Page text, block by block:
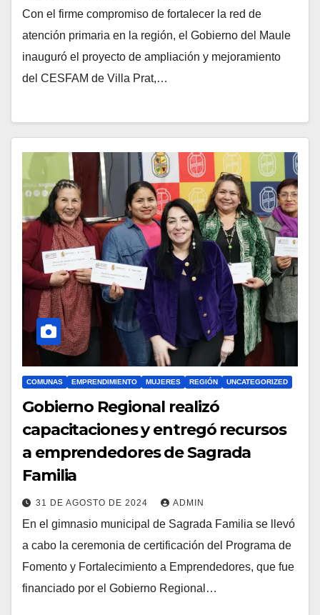
Con el firme compromiso de fortalecer la red de
atención primaria en la región, el Gobierno del Maule
inauguró el proyecto de ampliación y mejoramiento
del CESFAM de Villa Prat,…
COMUNAS EMPRENDIMIENTO MUJERES REGIÓN UNCATEGORIZED
Gobierno Regional realizó
capacitaciones y entregó recursos
a emprendedores de Sagrada
Familia
31 DE AGOSTO DE 2024 ADMIN
En el gimnasio municipal de Sagrada Familia se llevó
a cabo la ceremonia de certificación del Programa de
Fomento y Fortalecimiento a Emprendedores, que fue
financiado por el Gobierno Regional…